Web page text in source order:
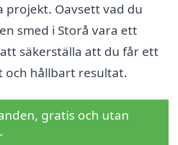
projekt. Oavsett vad du
smed i Storå vara ett
säkerställa att du får ett
och hållbart resultat.
gratis och utan